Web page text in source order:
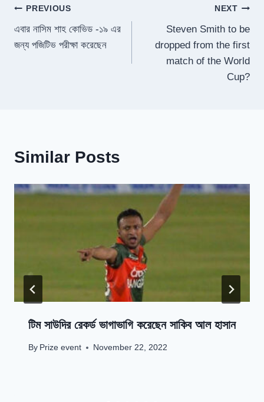
Post
navigation
PREVIOUS
এবার নাসিম শাহ কোভিড -১৯ এর
জন্য পজিটিভ পরীক্ষা করেছেন
NEXT
Steven Smith to be
dropped from the first
match of the World
Cup?
Similar Posts
টিম সাউদির রেকর্ড ভাগাভাগি করেছেন সাকিব আল হাসান
By Prize event November 22, 2022